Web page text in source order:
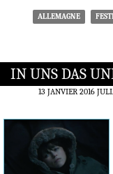
ALLEMAGNE
IN UNS DAS
13 JANVIER 2016